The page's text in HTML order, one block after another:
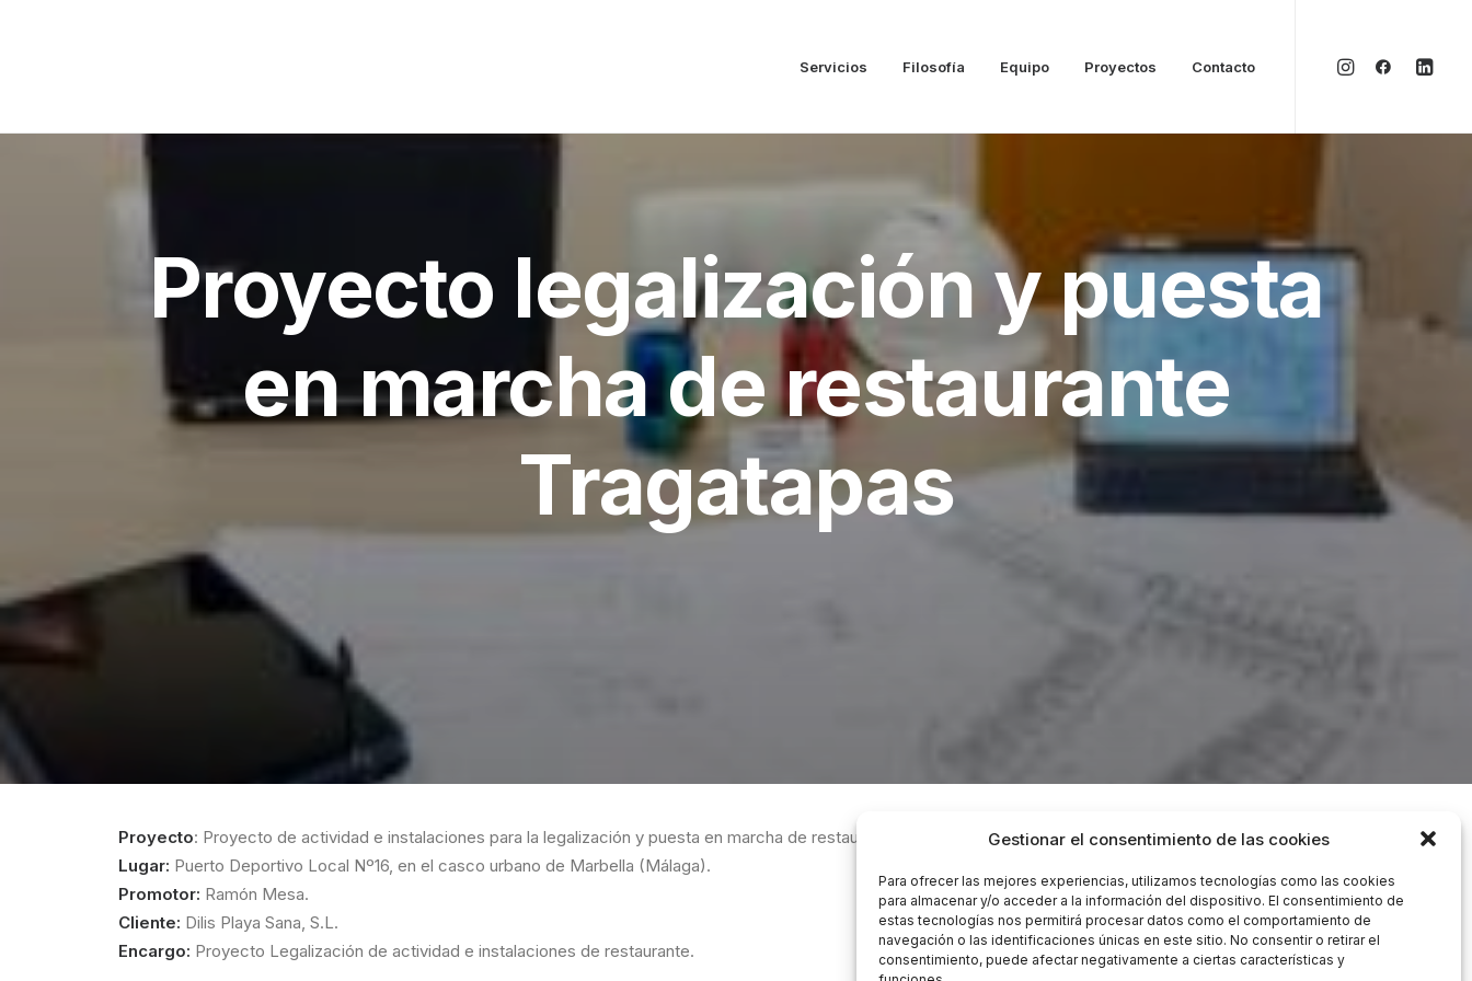
Gestionar el consentimiento de las cookies
Para ofrecer las mejores experiencias, utilizamos tecnologías como las cookies
para almacenar y/o acceder a la información del dispositivo. El consentimiento de
estas tecnologías nos permitirá procesar datos como el comportamiento de
navegación o las identificaciones únicas en este sitio. No consentir o retirar el
consentimiento, puede afectar negativamente a ciertas características y
Servicios Filosofía Equipo Proyectos Contacto
Proyecto legalización y puesta
en marcha de restaurante
Tragatapas
Proyecto: Proyecto de actividad e instalaciones para la legalización y puesta en marcha de restaurante Tragatapas Puerto Deportivo.
Lugar: Puerto Deportivo Local Nº16, en el casco urbano de Marbella (Málaga).
Promotor: Ramón Mesa.
Cliente: Dilis Playa Sana, S.L.
Encargo: Proyecto Legalización de actividad e instalaciones de restaurante.